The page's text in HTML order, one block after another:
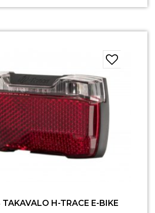
TAKAVALO H-TRACE E-BIKE